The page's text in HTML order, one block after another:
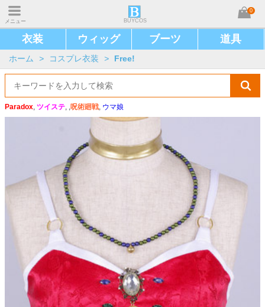
メニュー BUYCOS
0
衣装 ウィッグ ブーツ 道具
ホーム > コスプレ衣装 > Free!
Paradox, ツイステ, ,呪術廻戦, ウマ娘